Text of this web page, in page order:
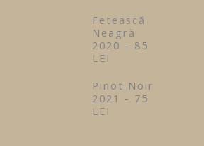
Fetească
Neagră
2020 - 85
LEI
Pinot Noir
2021 - 75
LEI